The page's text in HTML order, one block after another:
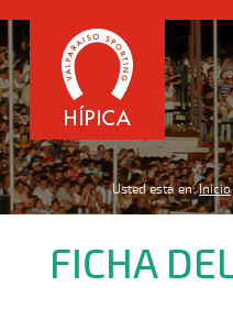
Usted está en: Inicio
FICHA